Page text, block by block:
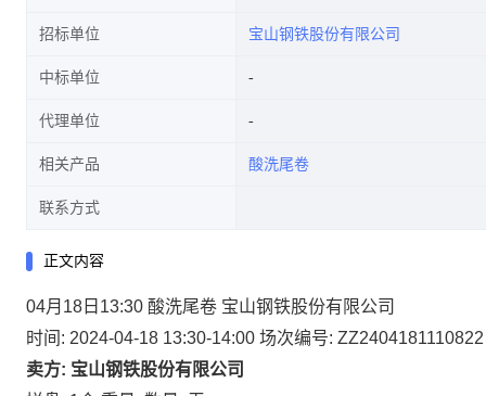
招标单位 宝山钢铁股份有限公司
中标单位
代理单位
相关产品 酸洗尾卷
联系方式
正文内容
04月18日13:30 酸洗尾卷 宝山钢铁股份有限公司
时间: 2024-04-18 13:30-14:00 场次编号: ZZ2404181110822
卖方: 宝山钢铁股份有限公司